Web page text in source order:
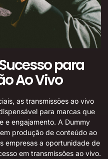
para
Ao Vivo
as transmissões ao vivo
para marcas que
e engajamento. A Dummy
produção de conteúdo ao
empresas a oportunidade de
em transmissões ao vivo.